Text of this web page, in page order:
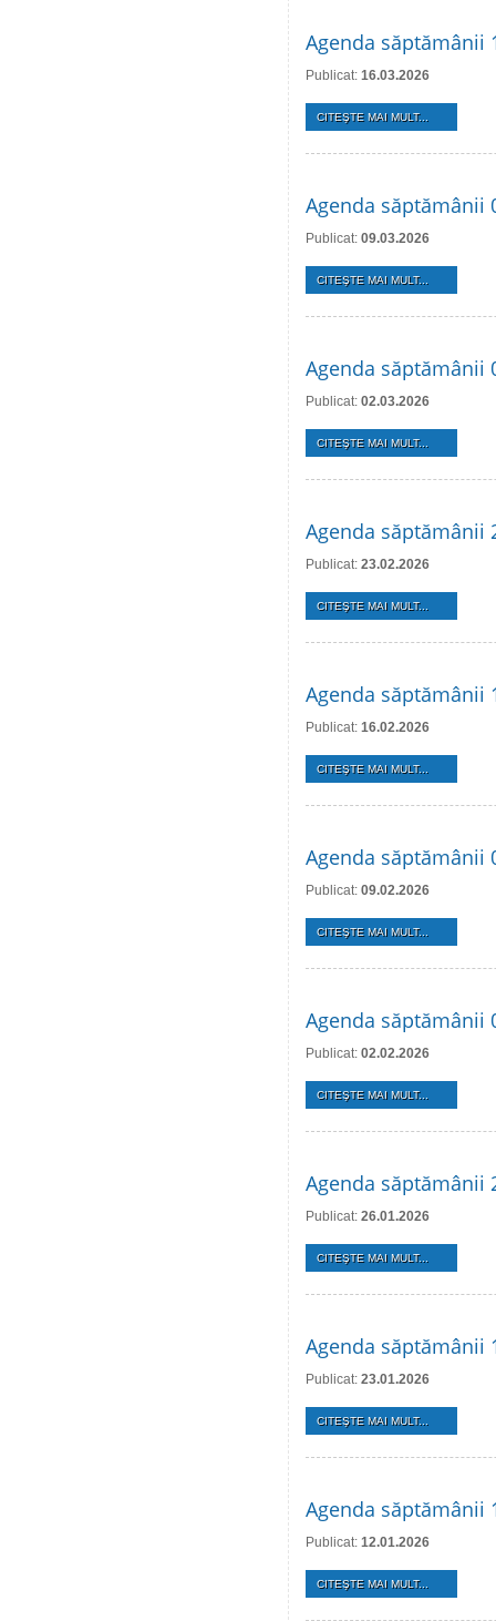
Agenda săptămânii
Publicat: 16.03.2026
CITEŞTE MAI MULT...
Agenda săptămânii
Publicat: 09.03.2026
CITEŞTE MAI MULT...
Agenda săptămânii
Publicat: 02.03.2026
CITEŞTE MAI MULT...
Agenda săptămânii
Publicat: 23.02.2026
CITEŞTE MAI MULT...
Agenda săptămânii
Publicat: 16.02.2026
CITEŞTE MAI MULT...
Agenda săptămânii
Publicat: 09.02.2026
CITEŞTE MAI MULT...
Agenda săptămânii
Publicat: 02.02.2026
CITEŞTE MAI MULT...
Agenda săptămânii
Publicat: 26.01.2026
CITEŞTE MAI MULT...
Agenda săptămânii
Publicat: 23.01.2026
CITEŞTE MAI MULT...
Agenda săptămânii
Publicat: 12.01.2026
CITEŞTE MAI MULT...